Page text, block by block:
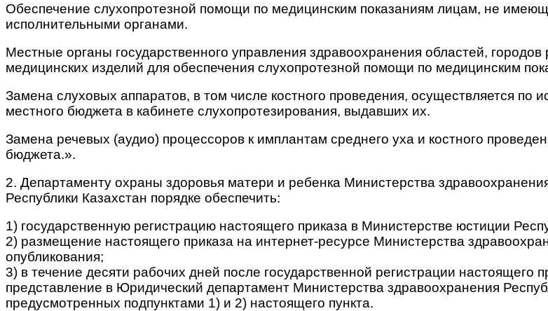
Обеспечение слухопротезной помощи по медицинским показаниям лицам, не
исполнительными органами.
Местные органы государственного управления здравоохранения областей,
медицинских изделий для обеспечения слухопротезной помощи по медицинским
Замена слуховых аппаратов, в том числе костного проведения, осуществляется по
местного бюджета в кабинете слухопротезирования, выдавших их.
Замена речевых (аудио) процессоров к имплантам среднего уха и костного
бюджета.».
2. Департаменту охраны здоровья матери и ребенка Министерства
Республики Казахстан порядке обеспечить:
1) государственную регистрацию настоящего приказа в Министерстве юстиции
2) размещение настоящего приказа на интернет-ресурсе Министерства
опубликования;
3) в течение десяти рабочих дней после государственной регистрации настоящего
представление в Юридический департамент Министерства здравоохранения
предусмотренных подпунктами 1) и 2) настоящего пункта.